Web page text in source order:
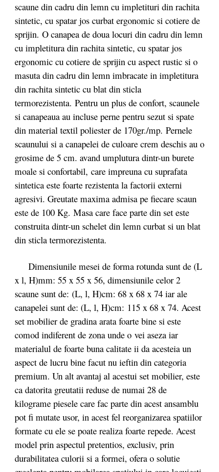
scaune din cadru din lemn cu impletituri din rachita
sintetic, cu spatar jos curbat ergonomic si cotiere de
sprijin. O canapea de doua locuri din cadru din lemn
cu impletitura din rachita sintetic, cu spatar jos
ergonomic cu cotiere de sprijin cu aspect rustic si o
masuta din cadru din lemn imbracate in impletitura
din rachita sintetic cu blat din sticla
termorezistenta. Pentru un plus de confort, scaunele
si canapeaua au incluse perne pentru sezut si spate
din material textil poliester de 170gr./mp. Pernele
scaunului si a canapelei de culoare crem deschis au o
grosime de 5 cm. avand umplutura dintr-un burete
moale si confortabil, care impreuna cu suprafata
sintetica este foarte rezistenta la factorii externi
agresivi. Greutate maxima admisa pe fiecare scaun
este de 100 Kg. Masa care face parte din set este
construita dintr-un schelet din lemn curbat si un blat
din sticla termorezistenta.
Dimensiunile mesei de forma rotunda sunt de (L
x l, H)mm: 55 x 55 x 56, dimensiunile celor 2
scaune sunt de: (L, l, H)cm: 68 x 68 x 74 iar ale
canapelei sunt de: (L, l, H)cm: 115 x 68 x 74. Acest
set mobilier de gradina arata foarte bine si este
comod indiferent de zona unde o vei aseza iar
materialul de foarte buna calitate ii da acesteia un
aspect de lucru bine facut nu ieftin din categoria
premium. Un alt avantaj al acestui set mobilier, este
ca datorita greutatii reduse de numai 28 de
kilograme piesele care fac parte din acest ansamblu
pot fi mutate usor, in acest fel reorganizarea spatiilor
formate cu ele se poate realiza foarte repede. Acest
model prin aspectul pretentios, exclusiv, prin
durabilitatea culorii si a formei, ofera o solutie